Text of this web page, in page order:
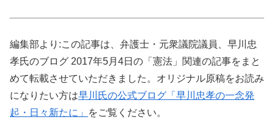
編集部より:この記事は、弁護士・元衆議院議員、早川忠
孝氏のブログ 2017年5月4日の「憲法」関連の記事をまと
めて転載させていただきました。オリジナル原稿をお読み
になりたい方は早川氏の公式ブログ「早川忠孝の一念発
起・日々新たに」
をご覧ください。